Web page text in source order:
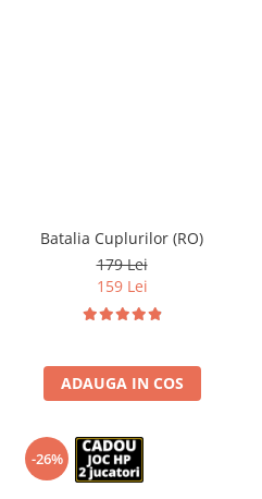
Batalia Cuplurilor (RO)
179 Lei
159 Lei
ADAUGA IN COS
-26%